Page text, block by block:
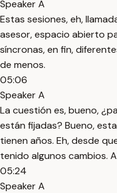
Speaker A
Estas sesiones, eh,
asesor, espacio abierto
síncronas, en fin,
de menos.
05:06
Speaker A
La cuestión es, bueno,
están fijadas? Bueno,
tienen años. Eh, desde
tenido algunos cambios.
05:24
Speaker A